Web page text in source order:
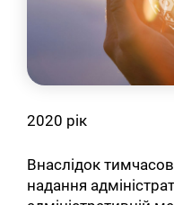
2020 рік
Внаслідок
надання